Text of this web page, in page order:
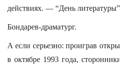
действиях. — “День
Бондарев-драматург.
А если серьезно: проиграв
в октябре 1993 года,